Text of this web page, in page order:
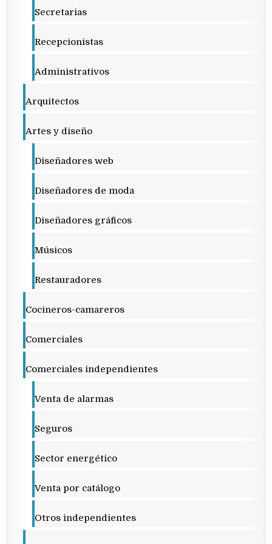
Secretarias
Recepcionistas
Administrativos
Arquitectos
Artes y diseño
Diseñadores web
Diseñadores de moda
Diseñadores gráficos
Músicos
Restauradores
Cocineros-camareros
Comerciales
Comerciales independientes
Venta de alarmas
Seguros
Sector energético
Venta por catálogo
Otros independientes